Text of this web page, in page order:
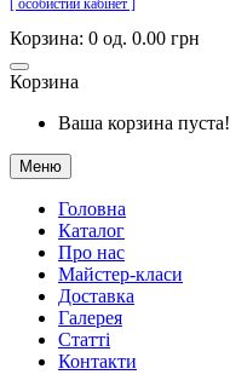
[ особистий кабінет ]
Корзина: 0 од. 0.00 грн
Корзина
Ваша корзина пуста!
Меню
Головна
Каталог
Про нас
Майстер-класи
Доставка
Галерея
Статтi
Контакти